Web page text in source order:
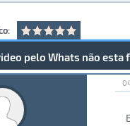
pelo Whats não esta